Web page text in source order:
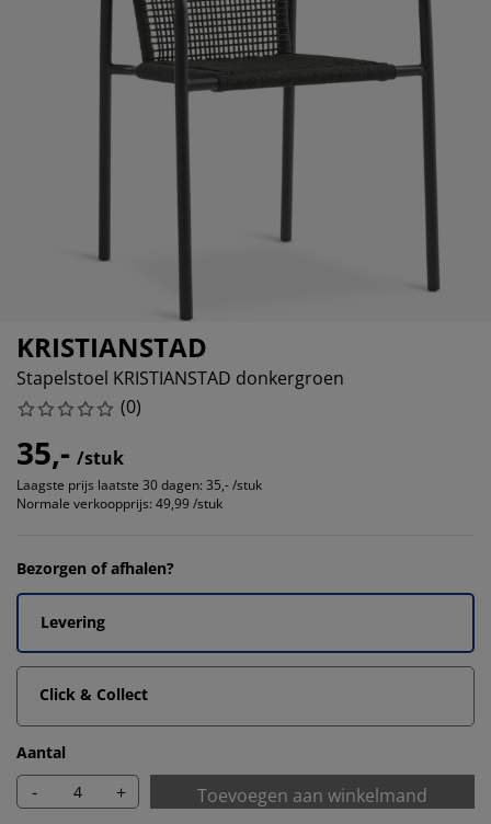
en accessoires
KRISTIANSTAD
Stapelstoel KRISTIANSTAD donkergroen
(0)
35,- /stuk
Laagste prijs laatste 30 dagen: 35,- /stuk
Normale verkoopprijs: 49,99 /stuk
Bezorgen of afhalen?
Levering
Click & Collect
Aantal
- + Toevoegen aan winkelmand